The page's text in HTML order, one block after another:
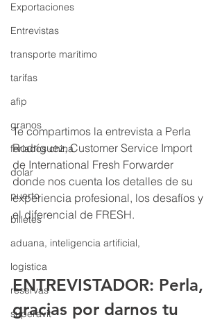
Exportaciones
Entrevistas
transporte marítimo
tarifas
afip
granos
feriados china
dolar
puerto
billetes
aduana, inteligencia artificial,
logistica
reservas
superavit
Te compartimos la entrevista a Perla
Rodríguez, Customer Service Import
de International Fresh Forwarder
donde nos cuenta los detalles de su
experiencia profesional, los desafíos y
el diferencial de FRESH.
ENTREVISTADOR: Perla,
gracias por darnos tu